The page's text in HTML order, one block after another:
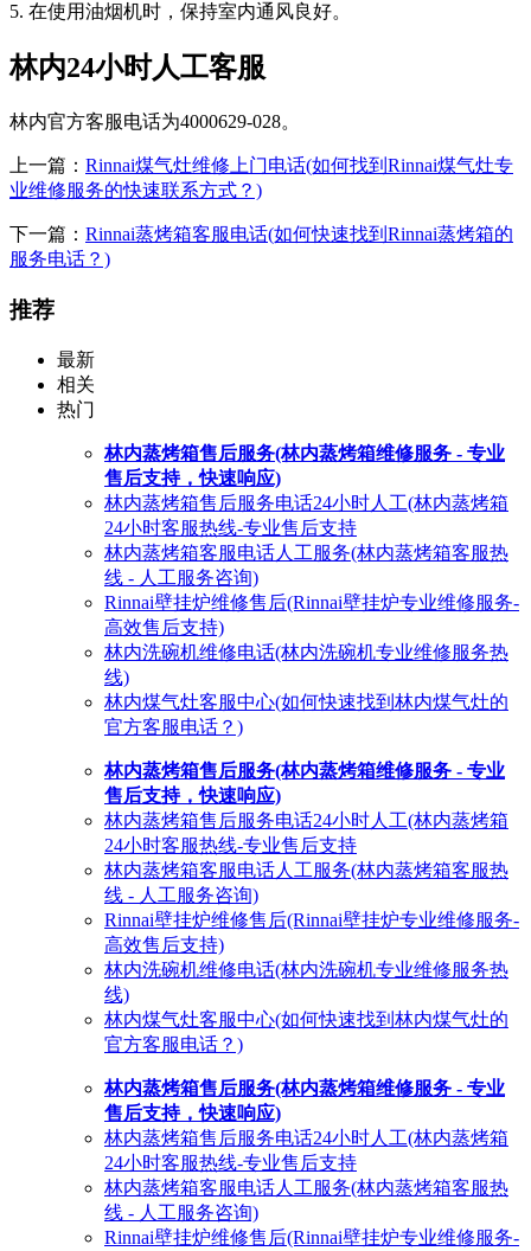
5. 在使用油烟机时，保持室内通风良好。
林内24小时人工客服
林内官方客服电话为4000629-028。
上一篇： Rinnai煤气灶维修上门电话(如何找到Rinnai煤气灶专
业维修服务的快速联系方式？)
下一篇： Rinnai蒸烤箱客服电话(如何快速找到Rinnai蒸烤箱的
服务电话？)
推荐
最新
相关
热门
林内蒸烤箱售后服务(林内蒸烤箱维修服务 - 专业
售后支持，快速响应)
林内蒸烤箱售后服务电话24小时人工(林内蒸烤箱
24小时客服热线-专业售后支持
林内蒸烤箱客服电话人工服务(林内蒸烤箱客服热
线 - 人工服务咨询)
Rinnai壁挂炉维修售后(Rinnai壁挂炉专业维修服务-
高效售后支持)
林内洗碗机维修电话(林内洗碗机专业维修服务热
线)
林内煤气灶客服中心(如何快速找到林内煤气灶的
官方客服电话？)
林内蒸烤箱售后服务(林内蒸烤箱维修服务 - 专业
售后支持，快速响应)
林内蒸烤箱售后服务电话24小时人工(林内蒸烤箱
24小时客服热线-专业售后支持
林内蒸烤箱客服电话人工服务(林内蒸烤箱客服热
线 - 人工服务咨询)
Rinnai壁挂炉维修售后(Rinnai壁挂炉专业维修服务-
高效售后支持)
林内洗碗机维修电话(林内洗碗机专业维修服务热
线)
林内煤气灶客服中心(如何快速找到林内煤气灶的
官方客服电话？)
林内蒸烤箱售后服务(林内蒸烤箱维修服务 - 专业
售后支持，快速响应)
林内蒸烤箱售后服务电话24小时人工(林内蒸烤箱
24小时客服热线-专业售后支持
林内蒸烤箱客服电话人工服务(林内蒸烤箱客服热
线 - 人工服务咨询)
Rinnai壁挂炉维修售后(Rinnai壁挂炉专业维修服务-